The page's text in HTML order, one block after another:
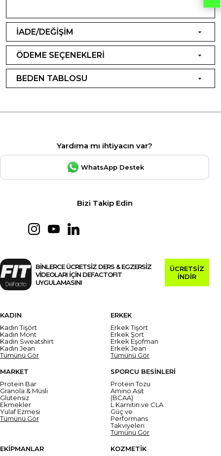
İADE/DEĞİŞİM
ÖDEME SEÇENEKLERİ
BEDEN TABLOSU
Yardıma mı ihtiyacın var?
WhatsApp Destek
Bizi Takip Edin
BİNLERCE ÜCRETSİZ DERS & EGZERSİZ
VİDEOLARI İÇİN DEFACTOFIT
UYGULAMASINI
ÜCRETSİZ
İNDİR
KADIN
Kadın Tişört
Kadın Mont
Kadın Sweatshirt
Kadın Jean
Tümünü Gör
ERKEK
Erkek Tişört
Erkek Şort
Erkek Eşofman
Erkek Jean
Tümünü Gör
MARKET
Protein Bar
Granola & Müsli
Glutensiz
Ekmekler
Yulaf Ezmesi
Tümünü Gör
SPORCU BESİNLERİ
Protein Tozu
Amino Asit
(BCAA)
L Karnitin ve CLA
Güç ve
Performans
Takviyeleri
Tümünü Gör
EKİPMANLAR
KOZMETİK